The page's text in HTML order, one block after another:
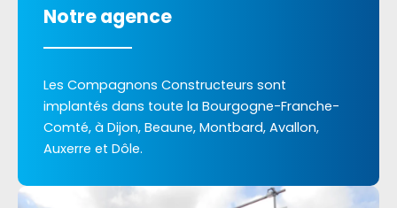
Notre agence
Les Compagnons Constructeurs sont
implantés dans toute la Bourgogne-Franche-
Comté, à Dijon, Beaune, Montbard, Avallon,
Auxerre et Dôle.